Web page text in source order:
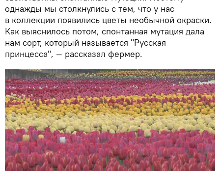
однажды мы столкнулись с тем, что у нас
в коллекции появились цветы необычной окраски.
Как выяснилось потом, спонтанная мутация дала
нам сорт, который называется "Русская
принцесса", — рассказал фермер.